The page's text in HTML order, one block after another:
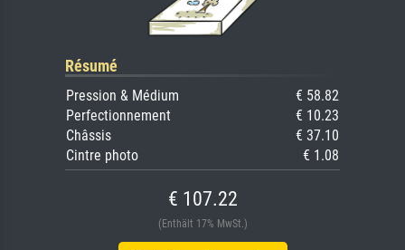
Résumé
Pression & Médium
€ 58.82
Perfectionnement
€ 10.23
Châssis
€ 37.10
Cintre photo
€ 1.08
€ 107.22
(Enthält 17% MwSt.)